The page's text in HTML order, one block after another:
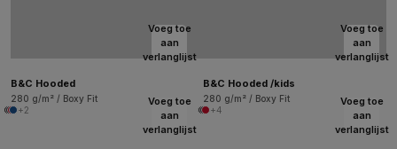
Voeg toe
aan
verlanglijst
B&C Hooded
280 g/m² / Boxy Fit
+2
Voeg toe
aan
verlanglijst
B&C Hooded /kids
280 g/m² / Boxy Fit
+4
Voeg toe
aan
verlanglijst
Voeg toe
aan
verlanglijst